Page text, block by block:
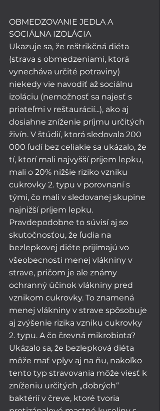
OBMEDZOVANIE JEDLA A
SOCIÁLNA IZOLÁCIA
Ukazuje sa, že reštrikčná diéta
(strava s obmedzeniami, ktorá
vynecháva určité potraviny)
niekedy vie navodiť až sociálnu
izoláciu (nemožnosť sa najesť s
priateľmi v reštaurácií...), ako aj
dosiahne zníženie príjmu určitých
živín. V štúdií, ktorá sledovala 200
000 ľudí bez celiakie sa ukázalo, že
tí, ktorí mali najvyšší príjem lepku,
mali o 20% nižšie riziko vzniku
cukrovky 2. typu v porovnaní s
tými, čo mali v sledovanej skupine
najnižší príjem lepku.
Pravdepodobne to súvisí aj so
skutočnosťou, že ľudia na
bezlepkovej diéte prijímajú vo
všeobecnosti menej vlákniny v
strave, pričom je ale známy
ochranný účinok vlákniny pred
vznikom cukrovky. To znamená
menej vlákniny v strave spôsobuje
aj zvýšenie rizika vzniku cukrovky
2. typu. A čo črevná mikrobiota?
Ukázalo sa, že bezlepková diéta
môže mať vplyv aj na ňu, nakoľko
tento typ stravovania môže viesť k
zníženiu určitých „dobrých“
baktérií v čreve, ktoré tvoria